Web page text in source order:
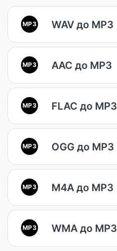
MP3 WAV до MP3
MP3 AAC до MP3
MP3 FLAC до MP3
MP3 OGG до MP3
MP3 M4A до MP3
MP3 WMA до MP3